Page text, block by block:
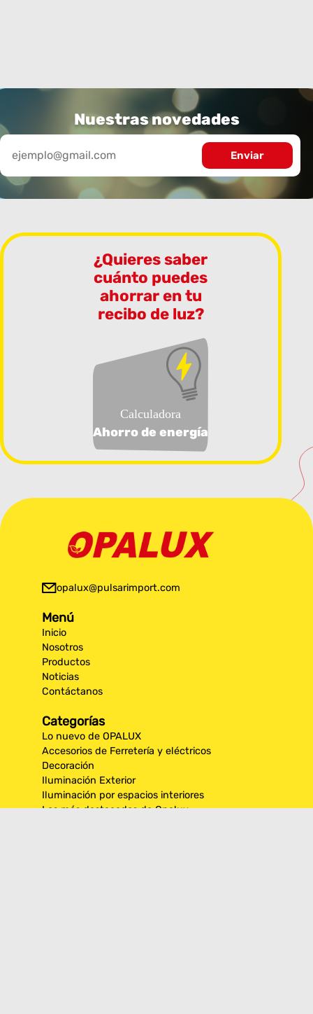
Nuestras novedades
¿Quieres saber
cuánto puedes
ahorrar en tu
recibo de luz?
Calculadora
Ahorro de energía
opalux@pulsarimport.com
Menú
Inicio
Nosotros
Productos
Noticias
Contáctanos
Categorías
Lo nuevo de OPALUX
Accesorios de Ferretería y eléctricos
Decoración
Iluminación Exterior
Iluminación por espacios interiores
Los más destacados de Opalux